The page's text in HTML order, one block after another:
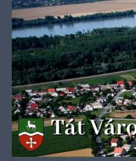
Skip to content